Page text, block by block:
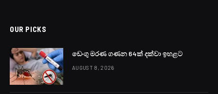
OUR PICKS
ඩෙංගු මරණ ගණන 64ක් දක්වා ඉහළට
AUGUST 8, 2026